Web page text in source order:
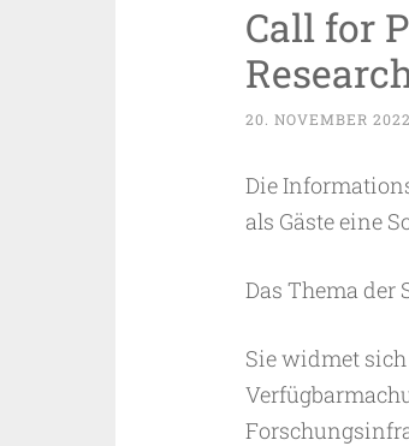
Call for
20. NOVEMBER 2022
Die
als Gäste eine
Das Thema der
Sie widmet